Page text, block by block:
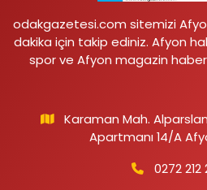
odakgazetesi.com sitemizi
dakika için takip ediniz. Afyon
spor ve Afyon magazin
Karaman Mah.
Apartmanı 14/A
0272 212